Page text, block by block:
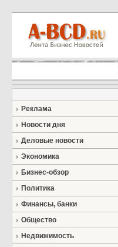
Реклама
Новости дня
Деловые новости
Экономика
Бизнес-обзор
Политика
Финансы, банки
Общество
Недвижимость